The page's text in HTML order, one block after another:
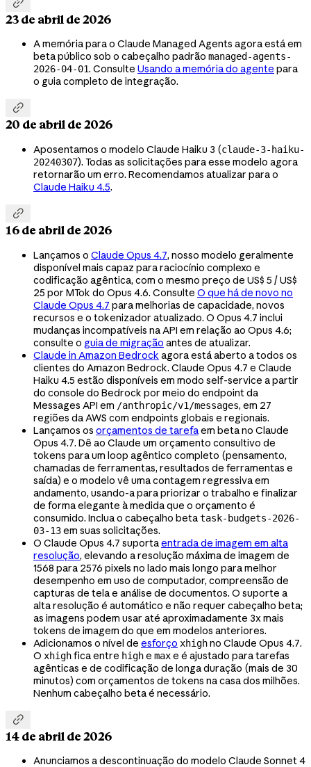
23 de abril de 2026
A memória para o Claude Managed Agents agora está em
beta público sob o cabeçalho padrão managed-agents-
2026-04-01. Consulte Usando a memória do agente para
o guia completo de integração.

20 de abril de 2026
Aposentamos o modelo Claude Haiku 3 (claude-3-haiku-
20240307). Todas as solicitações para esse modelo agora
retornarão um erro. Recomendamos atualizar para o
Claude Haiku 4.5.

16 de abril de 2026
Lançamos o Claude Opus 4.7, nosso modelo geralmente
disponível mais capaz para raciocínio complexo e
codificação agêntica, com o mesmo preço de US$ 5 / US$
25 por MTok do Opus 4.6. Consulte O que há de novo no
Claude Opus 4.7 para melhorias de capacidade, novos
recursos e o tokenizador atualizado. O Opus 4.7 inclui
mudanças incompatíveis na API em relação ao Opus 4.6;
consulte o guia de migração antes de atualizar.
Claude in Amazon Bedrock agora está aberto a todos os
clientes do Amazon Bedrock. Claude Opus 4.7 e Claude
Haiku 4.5 estão disponíveis em modo self-service a partir
do console do Bedrock por meio do endpoint da
Messages API em /anthropic/v1/messages, em 27
regiões da AWS com endpoints globais e regionais.
Lançamos os orçamentos de tarefaem beta no Claude
Opus 4.7. Dê ao Claude um orçamento consultivo de
tokens para um loop agêntico completo (pensamento,
chamadas de ferramentas, resultados de ferramentas e
saída) e o modelo vê uma contagem regressiva em
andamento, usando-a para priorizar o trabalho e finalizar
de forma elegante à medida que o orçamento é
consumido. Inclua o cabeçalho betatask-budgets-2026-
03-13em suas solicitações.
O Claude Opus 4.7 suportaentrada de imagem em alta
resolução, elevando a resolução máxima de imagem de
1568 para 2576 pixels no lado mais longo para melhor
desempenho em uso de computador, compreensão de
capturas de tela e análise de documentos. O suporte a
alta resolução é automático e não requer cabeçalho beta;
as imagens podem usar até aproximadamente 3x mais
tokens de imagem do que em modelos anteriores.
Adicionamos o nível de esforço xhighno Claude Opus 4.7.
O xhighfica entre highe maxe é ajustado para tarefas
agênticas e de codificação de longa duração (mais de 30
minutos) com orçamentos de tokens na casa dos milhões.
Nenhum cabeçalho beta é necessário.

14 de abril de 2026
Anunciamos a descontinuação do modelo Claude Sonnet 4